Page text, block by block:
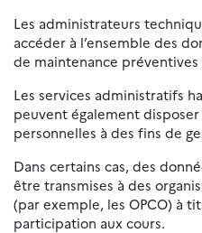
Les administrateurs
accéder à l’ensemble des
de maintenance préventives
Les services administratifs
peuvent également disposer
personnelles à des fins de
Dans certains cas, des
être transmises à des
(par exemple, les OPCO) à
participation aux cours.